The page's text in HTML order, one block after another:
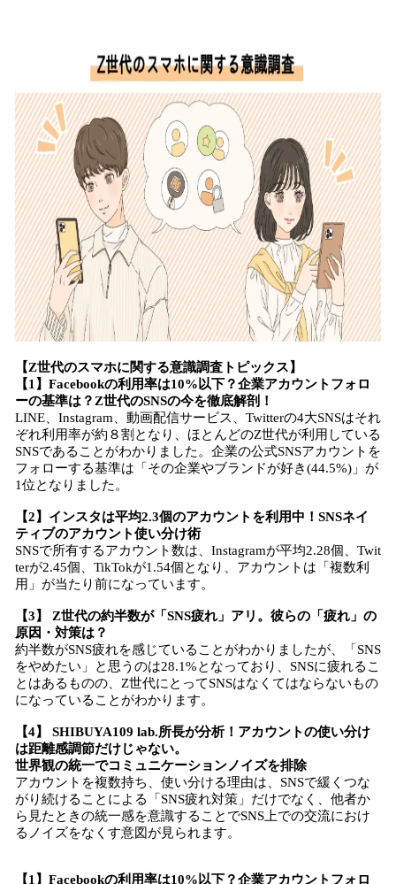
【Z世代のスマホに関する意識調査トピックス】
【1】Facebookの利用率は10%以下？企業アカウントフォロ
ーの基準は？Z世代のSNSの今を徹底解剖！
LINE、Instagram、動画配信サービス、Twitterの4大SNSはそれ
ぞれ利用率が約８割となり、ほとんどのZ世代が利用している
SNSであることがわかりました。企業の公式SNSアカウントを
フォローする基準は「その企業やブランドが好き(44.5%)」が
1位となりました。
【2】インスタは平均2.3個のアカウントを利用中！SNSネイ
ティブのアカウント使い分け術
SNSで所有するアカウント数は、Instagramが平均2.28個、Twit
terが2.45個、TikTokが1.54個となり、アカウントは「複数利
用」が当たり前になっています。
【3】 Z世代の約半数が「SNS疲れ」アリ。彼らの「疲れ」の
原因・対策は？
約半数がSNS疲れを感じていることがわかりましたが、「SNS
をやめたい」と思うのは28.1%となっており、SNSに疲れるこ
とはあるものの、Z世代にとってSNSはなくてはならないもの
になっていることがわかります。
【4】 SHIBUYA109 lab.所長が分析！アカウントの使い分け
は距離感調節だけじゃない。
世界観の統一でコミュニケーションノイズを排除
アカウントを複数持ち、使い分ける理由は、SNSで緩くつな
がり続けることによる「SNS疲れ対策」だけでなく、他者か
ら見たときの統一感を意識することでSNS上での交流におけ
るノイズをなくす意図が見られます。
【1】Facebookの利用率は10%以下？企業アカウントフォロ